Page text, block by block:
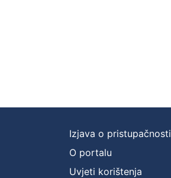
Izjava o pristupačnosti
O portalu
Uvjeti korištenja